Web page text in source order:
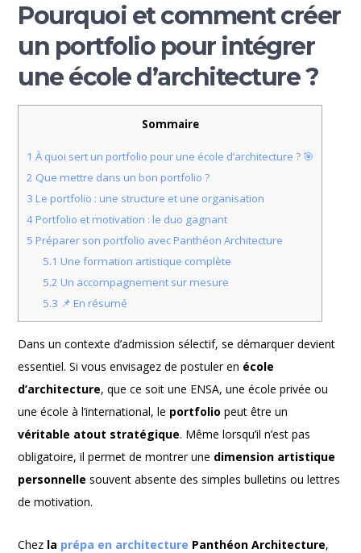
Pourquoi et comment créer
un portfolio pour intégrer
une école d’architecture ?
Sommaire
1 À quoi sert un portfolio pour une école d’architecture ? 🎯
2 Que mettre dans un bon portfolio ?
3 Le portfolio : une structure et une organisation
4 Portfolio et motivation : le duo gagnant
5 Préparer son portfolio avec Panthéon Architecture
5.1 Une formation artistique complète
5.2 Un accompagnement sur mesure
5.3 📌 En résumé
Dans un contexte d’admission sélectif, se démarquer devient
essentiel. Si vous envisagez de postuler en école
d’architecture, que ce soit une ENSA, une école privée ou
une école à l’international, le portfolio peut être un
véritable atout stratégique. Même lorsqu’il n’est pas
obligatoire, il permet de montrer une dimension artistique
personnelle souvent absente des simples bulletins ou lettres
de motivation.
Chez la prépa en architecture Panthéon Architecture,